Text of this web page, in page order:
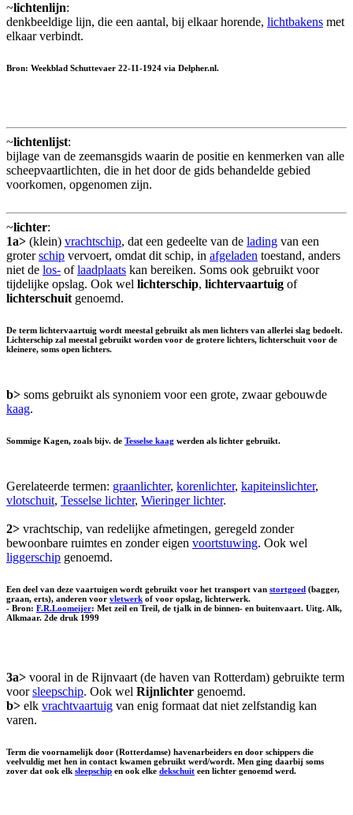
~lichtenlijn:
denkbeeldige lijn, die een aantal, bij elkaar horende, lichtbakens met
elkaar verbindt.
Bron: Weekblad Schuttevaer 22-11-1924 via Delpher.nl.
~lichtenlijst:
bijlage van de zeemansgids waarin de positie en kenmerken van alle
scheepvaartlichten, die in het door de gids behandelde gebied
voorkomen, opgenomen zijn.
~lichter:
1a> (klein) vrachtschip, dat een gedeelte van de lading van een
groterschip vervoert, omdat dit schip, in afgeladen toestand, anders
niet de los- oflaadplaats kan bereiken. Soms ook gebruikt voor
tijdelijke opslag. Ook wel lichterschip, lichtervaartuig of
lichterschuit genoemd.
De term lichtervaartuig wordt meestal gebruikt als men lichters van allerlei slag bedoelt.
Lichterschip zal meestal gebruikt worden voor de grotere lichters, lichterschuit voor de
kleinere, soms open lichters.
b> soms gebruikt als synoniem voor een grote, zwaar gebouwde
kaag.
Sommige Kagen, zoals bijv. de Tesselse kaag werden als lichter gebruikt.
Gerelateerde termen: graanlichter, korenlichter, kapiteinslichter,
vlotschuit, Tesselse lichter, Wieringer lichter.
2> vrachtschip, van redelijke afmetingen, geregeld zonder
bewoonbare ruimtes en zonder eigen voortstuwing. Ook wel
liggerschip genoemd.
Een deel van deze vaartuigen wordt gebruikt voor het transport van stortgoed (bagger,
graan, erts), anderen voor vletwerk of voor opslag, lichterwerk.
- Bron: F.R.Loomeijer: Met zeil en Treil, de tjalk in de binnen- en buitenvaart. Uitg. Alk,
Alkmaar. 2de druk 1999
3a> vooral in de Rijnvaart (de haven van Rotterdam) gebruikte term
voorsleepschip. Ook wel Rijnlichter genoemd.
b> elk vrachtvaartuig van enig formaat dat niet zelfstandig kan
varen.
Term die voornamelijk door (Rotterdamse) havenarbeiders en door schippers die
veelvuldig met hen in contact kwamen gebruikt werd/wordt. Men ging daarbij soms
zover dat ook elk sleepschip en ook elke dekschuit een lichter genoemd werd.